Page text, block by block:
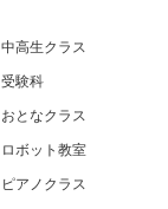
中高生クラス
受験科
おとなクラス
ロボット教室
ピアノクラス